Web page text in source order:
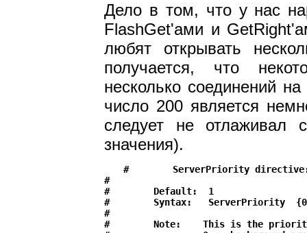
Дело в том, что у нас
FlashGet'ами и
любят открывать
получается, что
несколько соединений
число 200 является
следует не отлаживал
значения).
#        ServerPriority
#
#        Default:  1
#        Syntax:   ServerPriority
#
#        Note:    This is the priority